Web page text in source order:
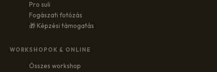
Pro suli
Fogászati fotózás
🎁 Képzési támogatás
WORKSHOPOK & ONLINE
Összes workshop